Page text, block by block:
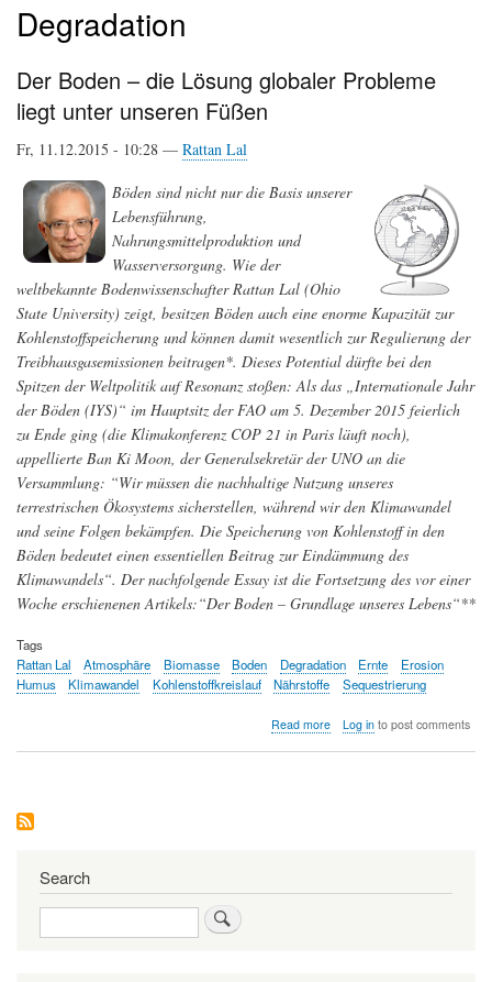
Degradation
Der Boden – die Lösung globaler Probleme
liegt unter unseren Füßen
Fr, 11.12.2015 - 10:28 — Rattan Lal
Böden sind nicht nur die Basis unserer
Lebensführung,
Nahrungsmittelproduktion und
Wasserversorgung. Wie der
weltbekannte Bodenwissenschafter Rattan Lal (Ohio
State University) zeigt, besitzen Böden auch eine enorme Kapazität zur
Kohlenstoffspeicherung und können damit wesentlich zur Regulierung der
Treibhausgasemissionen beitragen*. Dieses Potential dürfte bei den
Spitzen der Weltpolitik auf Resonanz stoßen: Als das „Internationale Jahr
der Böden (IYS)“ im Hauptsitz der FAO am 5. Dezember 2015 feierlich
zu Ende ging (die Klimakonferenz COP 21 in Paris läuft noch),
appellierte Ban Ki Moon, der Generalsekretär der UNO an die
Versammlung: “Wir müssen die nachhaltige Nutzung unseres
terrestrischen Ökosystems sicherstellen, während wir den Klimawandel
und seine Folgen bekämpfen. Die Speicherung von Kohlenstoff in den
Böden bedeutet einen essentiellen Beitrag zur Eindämmung des
Klimawandels“. Der nachfolgende Essay ist die Fortsetzung des vor einer
Woche erschienenen Artikels:“Der Boden – Grundlage unseres Lebens“**
Tags
Rattan Lal
Atmosphäre Biomasse Boden Degradation Ernte
Erosion
Humus
Klimawandel Kohlenstoffkreislauf Nährstoffe Sequestrierung
Read moreabout
unter
Log into post comments
Search
Search